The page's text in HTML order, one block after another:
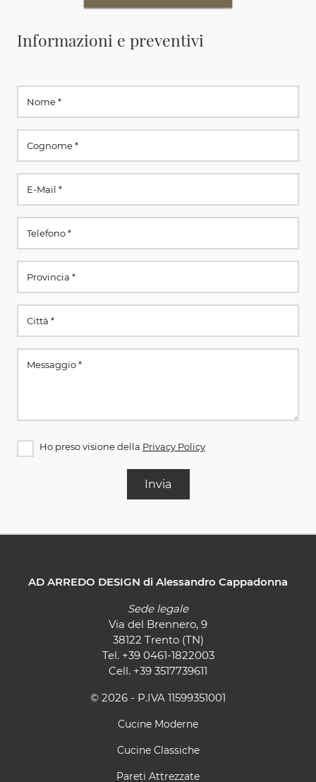
Informazioni e preventivi
Ho preso visione della Privacy Policy
Invia
AD ARREDO DESIGN di Alessandro Cappadonna
Sede legale
Via del Brennero, 9
38122 Trento (TN)
Tel. +39 0461-1822003
Cell. +39 3517739611
© 2026 - P.IVA 11599351001
Cucine Moderne
Cucine Classiche
Pareti Attrezzate